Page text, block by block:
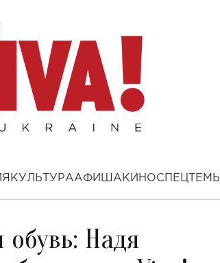
КУЛЬТУРААФИША КИНОСПЕЦТЕМЫ
обувь: Надя